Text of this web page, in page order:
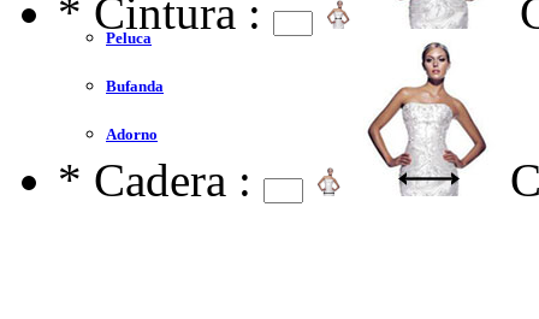
Peluca
Bufanda
Adorno
* Cintura :
* Cadera :